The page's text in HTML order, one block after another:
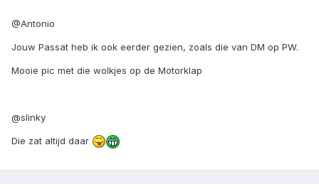
@Antonio
Jouw Passat heb ik ook eerder gezien, zoals die van DM op PW.
Mooie pic met die wolkjes op de Motorklap
@slinky
Die zat altijd daar